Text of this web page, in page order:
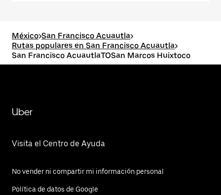
México>San Francisco Acuautla>
Rutas populares en San Francisco Acuautla>
San Francisco AcuautlaTOSan Marcos Huixtoco
Uber
Visita el Centro de Ayuda
No vender ni compartir mi información personal
Política de datos de Google